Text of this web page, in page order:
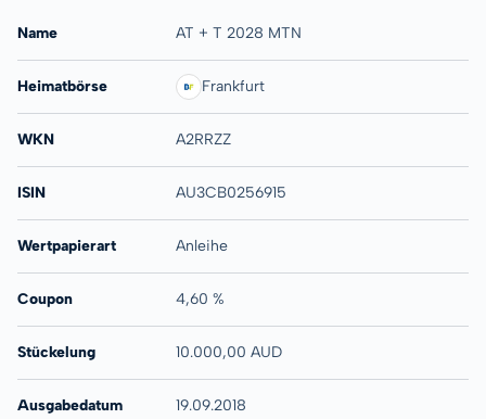
Name AT + T 2028 MTN
Heimatbörse Frankfurt
WKN A2RRZZ
ISIN AU3CB0256915
Wertpapierart Anleihe
Coupon 4,60 %
Stückelung 10.000,00 AUD
Ausgabedatum 19.09.2018